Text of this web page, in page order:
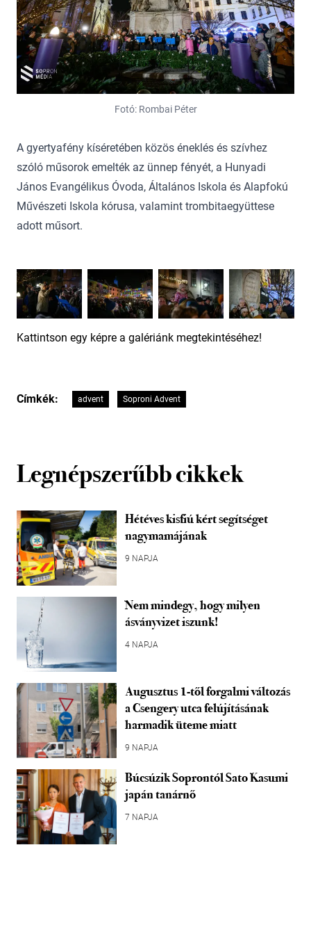
Fotó: Rombai Péter
A gyertyafény kíséretében közös éneklés és szívhez
szóló műsorok emelték az ünnep fényét, a Hunyadi
János Evangélikus Óvoda, Általános Iskola és Alapfokú
Művészeti Iskola kórusa, valamint trombitaegyüttese
adott műsort.
Kattintson egy képre a galériánk megtekintéséhez!
Címkék: advent Soproni Advent
Legnépszerűbb cikkek
Hétéves kisfiú kért segítséget
nagymamájának
9 NAPJA
Nem mindegy, hogy milyen
ásványvizet iszunk!
4 NAPJA
Augusztus 1-től forgalmi változás
a Csengery utca felújításának
harmadik üteme miatt
9 NAPJA
Búcsúzik Soprontól Sato Kasumi
japán tanárnő
7 NAPJA